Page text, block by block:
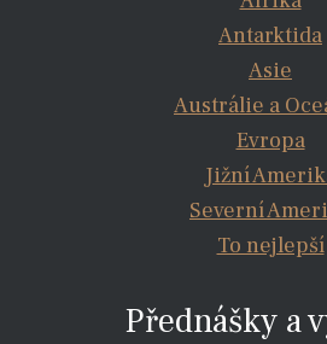
Antarktida
Asie
Austrálie a
Evropa
Jižní
Severní
To nejlepší
Přednášky a